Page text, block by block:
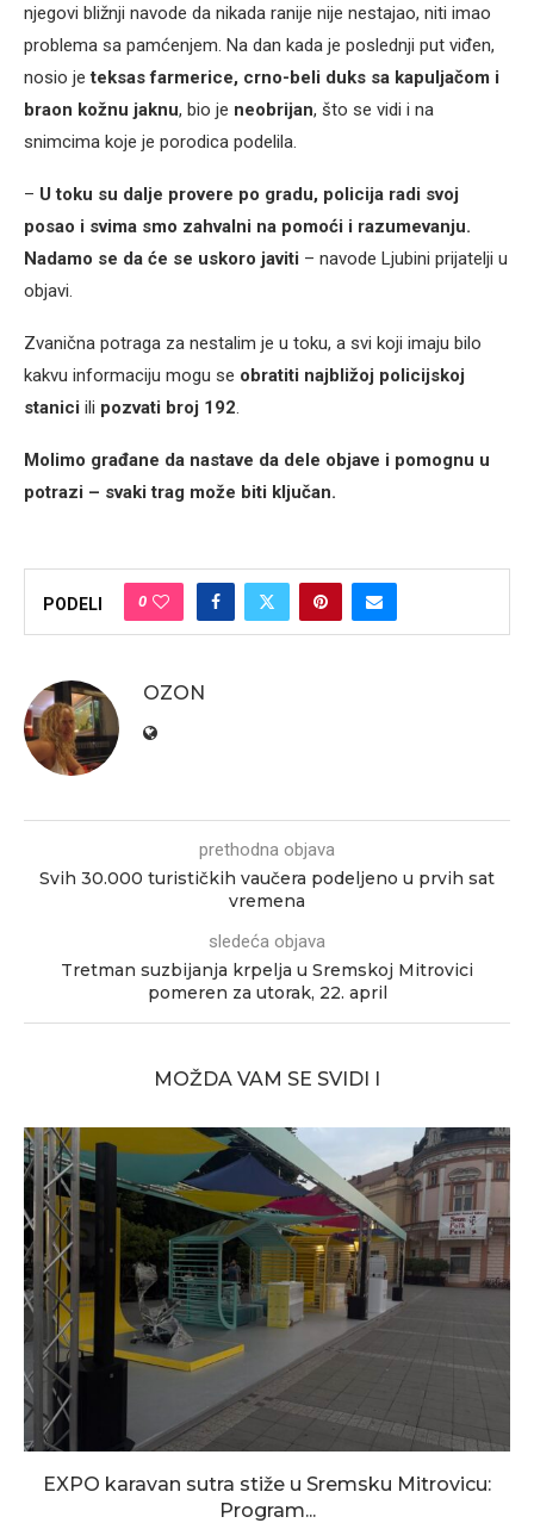
njegovi bližnji navode da nikada ranije nije nestajao, niti imao
problema sa pamćenjem. Na dan kada je poslednji put viđen,
nosio jeteksas farmerice, crno-beli duks sa kapuljačom i
braon kožnu jaknu, bio je neobrijan, što se vidi i na
snimcima koje je porodica podelila.
– U toku su dalje provere po gradu, policija radi svoj
posao i svima smo zahvalni na pomoći i razumevanju.
Nadamo se da će se uskoro javiti – navode Ljubini prijatelji u
objavi.
Zvanična potraga za nestalim je u toku, a svi koji imaju bilo
kakvu informaciju mogu se obratiti najbližoj policijskoj
stanici ili pozvati broj 192.
Molimo građane da nastave da dele objave i pomognu u
potrazi – svaki trag može biti ključan.
PODELI 0
OZON
prethodna objava
Svih 30.000 turističkih vaučera podeljeno u prvih sat
vremena
sledeća objava
Tretman suzbijanja krpelja u Sremskoj Mitrovici
pomeren za utorak, 22. april
MOŽDA VAM SE SVIDI I
EXPO karavan sutra stiže u Sremsku Mitrovicu:
Program...